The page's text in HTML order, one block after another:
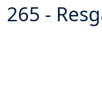
265 -